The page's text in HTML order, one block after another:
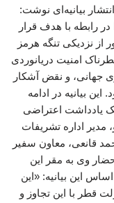
بیانیه‌ای نوشت:
رابطه با هدف قرار
نزدیکی تنگه هرمز
امنیت دریانوردی
جهانی، و نقض آشکار
بیانیه در ادامه
یادداشت اعتراضی
اداره تشریفات
قانعی، معاون سفیر
وی به مقر این
این بیانیه: «این
قطر با این تجاوز و